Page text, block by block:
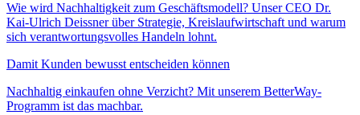
Wie wird Nachhaltigkeit zum Geschäftsmodell? Unser CEO Dr.
Kai-Ulrich Deissner über Strategie, Kreislaufwirtschaft und warum
sich verantwortungsvolles Handeln lohnt.
Damit Kunden bewusst entscheiden können
Nachhaltig einkaufen ohne Verzicht? Mit unserem BetterWay-
Programm ist das machbar.